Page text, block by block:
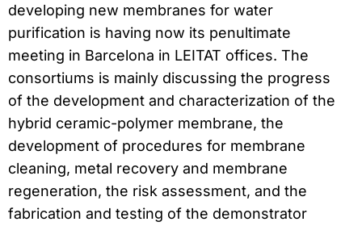
developing new membranes for water
purification is having now its penultimate
meeting in Barcelona in LEITAT offices. The
consortiums is mainly discussing the progress
of the development and characterization of the
hybrid ceramic-polymer membrane, the
development of procedures for membrane
cleaning, metal recovery and membrane
regeneration, the risk assessment, and the
fabrication and testing of the demonstrator